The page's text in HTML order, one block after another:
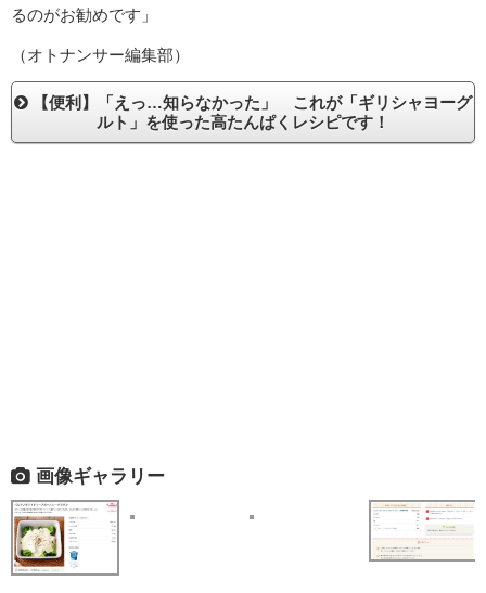
るのがお勧めです」
（オトナンサー編集部）
【便利】「えっ…知らなかった」 これが「ギリシャヨーグ
ルト」を使った高たんぱくレシピです！
画像ギャラリー